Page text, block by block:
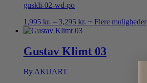
guskli-02-wd-po
1,995 kr. – 3,295 kr. Prisinterval:
3,295 kr.
+ Flere muligheder
Gustav Klimt 03
By AKUART